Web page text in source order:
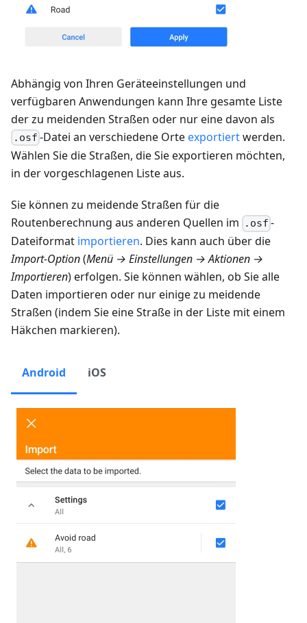
Abhängig von Ihren Geräteeinstellungen und
verfügbaren Anwendungen kann Ihre gesamte Liste
der zu meidenden Straßen oder nur eine davon als
.osf -Datei an verschiedene Orte exportiertwerden.
Wählen Sie die Straßen, die Sie exportieren möchten,
in der vorgeschlagenen Liste aus.
Sie können zu meidende Straßen für die
Routenberechnung aus anderen Quellen im
.osf -
Dateiformat importieren. Dies kann auch über die
Import-Option(Menü → Einstellungen → Aktionen →
Importieren) erfolgen. Sie können wählen, ob Sie alle
Daten importieren oder nur einige zu meidende
Straßen (indem Sie eine Straße in der Liste mit einem
Häkchen markieren).
Android iOS